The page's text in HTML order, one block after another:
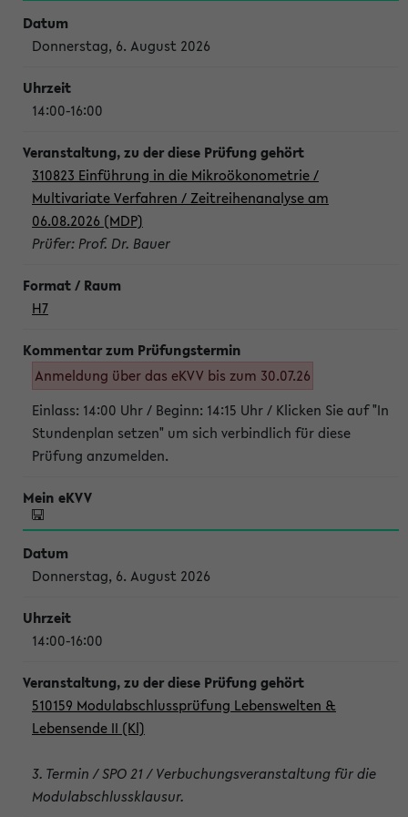
Donnerstag, 6. August 2026
14:00-16:00
310823 Einführung in die Mikroökonometrie /
Multivariate Verfahren / Zeitreihenanalyse am
06.08.2026 (MDP)
Prüfer: Prof. Dr. Bauer
H7
Anmeldung über das eKVV bis zum 30.07.26
Einlass: 14:00 Uhr / Beginn: 14:15 Uhr / Klicken Sie auf "In
Stundenplan setzen" um sich verbindlich für diese
Prüfung anzumelden.
Donnerstag, 6. August 2026
14:00-16:00
510159 Modulabschlussprüfung Lebenswelten &
Lebensende II (Kl)
3. Termin / SPO 21 / Verbuchungsveranstaltung für die
Modulabschlussklausur.